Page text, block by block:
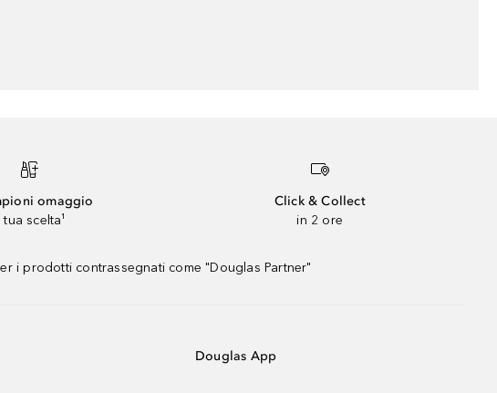
omaggio
tua scelta¹
Click & Collect
in 2 ore
i prodotti contrassegnati come "Douglas Partner"
Douglas App